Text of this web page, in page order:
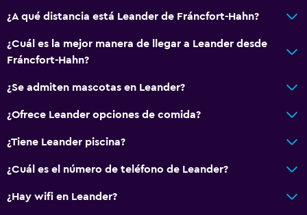
Papel higiénico
Baño privado
Piso de parquet o madera noble
Vista al patio interior
Alfombrado
¿A qué distancia está Leander de Fráncfort-Hahn?
¿Cuál es la mejor manera de llegar a Leander desde
Fráncfort-Hahn?
¿Se admiten mascotas en Leander?
¿Ofrece Leander opciones de comida?
¿Tiene Leander piscina?
¿Cuál es el número de teléfono de Leander?
¿Hay wifi en Leander?